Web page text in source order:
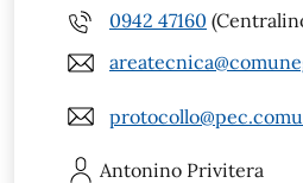
0942 47160
Antonino Privitera